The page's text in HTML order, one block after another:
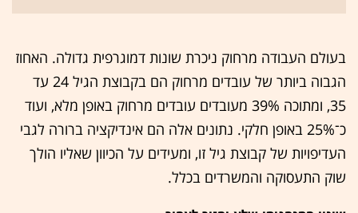
בעולם העבודה מרחוק ניכרת שונות דמוגרפית גדולה. האחוז
הגבוה ביותר של עובדים מרחוק הם בקבוצת הגיל 24 עד
35, ומתוכה 39% מעובדים עובדים מרחוק באופן מלא, ועוד
כ־25% באופן חלקי. נתונים אלה הם אינדיקציה ברורה לגבי
העדיפויות של קבוצת גיל זו, ומעידים על הכיוון שאליו הולך
שוק התעסוקה והמשרדים בכלל.